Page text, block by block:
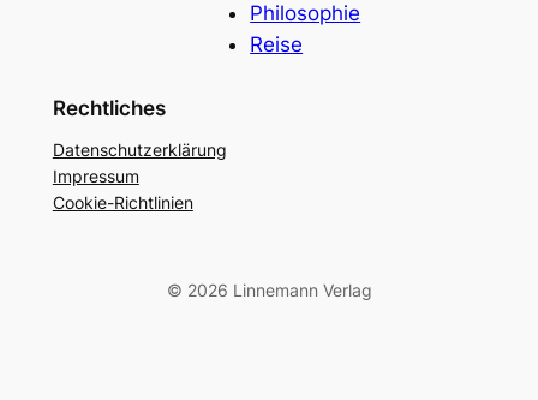
Philosophie
Reise
Rechtliches
Datenschutzerklärung
Impressum
Cookie-Richtlinien
© 2026 Linnemann Verlag